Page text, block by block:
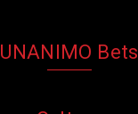
UNANIMO Bets